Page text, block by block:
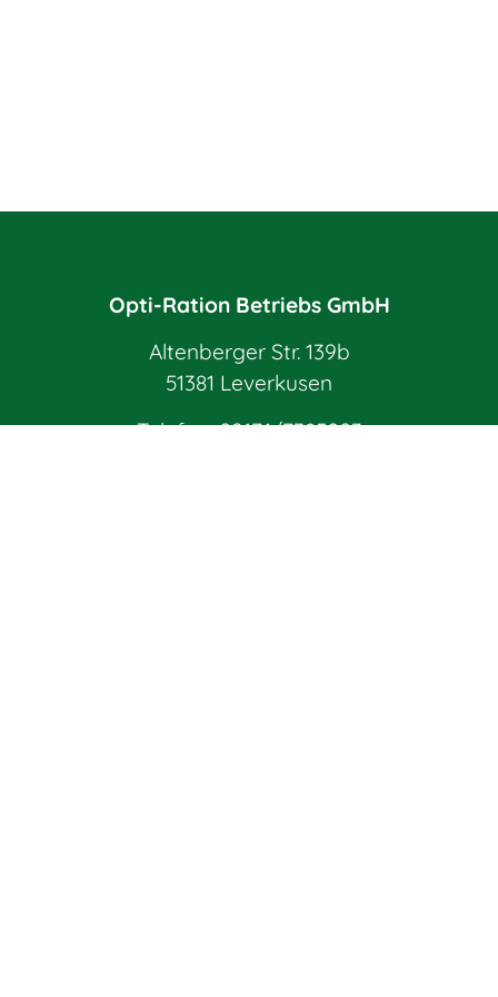
Opti-Ration Betriebs GmbH
Altenberger Str. 139b
51381 Leverkusen
Telefon:02171/7385003